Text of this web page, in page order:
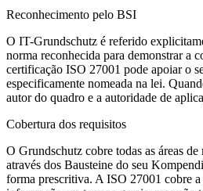
Reconhecimento pelo BSI
O IT-Grundschutz é referido
norma reconhecida para demonstrar a
certificação ISO 27001 pode apoiar o
especificamente nomeada na lei.
autor do quadro e a autoridade de
Cobertura dos requisitos
O Grundschutz cobre todas as áreas de
através dos Bausteine do seu
forma prescritiva. A ISO 27001 cobre a